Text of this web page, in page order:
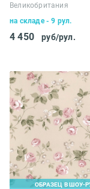
Великобритания
на складе - 9 рул.
4 450 руб/рул.
ОБРАЗЕЦ В ШОУ-